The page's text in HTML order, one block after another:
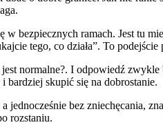
w bezpiecznych ramach. Jest tu
tego, co działa”. To
normalne?. I odpowiedź
bardziej skupić się na dobrostanie.
jednocześnie bez zniechęcania,
rozstaniu.